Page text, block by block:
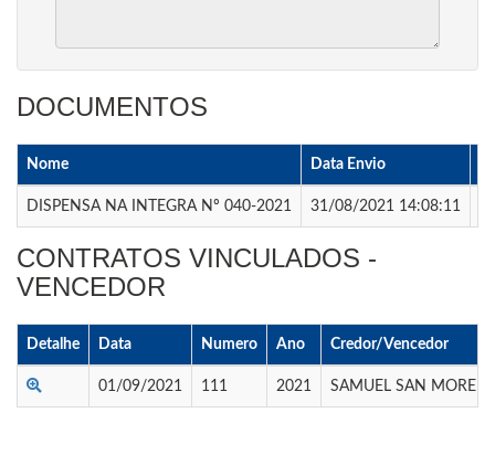
DOCUMENTOS
Nome Data Envio
DISPENSA NA INTEGRA Nº 040-2021 31/08/2021 14:08:11
CONTRATOS VINCULADOS -
VENCEDOR
Detalhe Data Numero Ano Credor/Vencedor
01/09/2021 111 2021 SAMUEL SAN